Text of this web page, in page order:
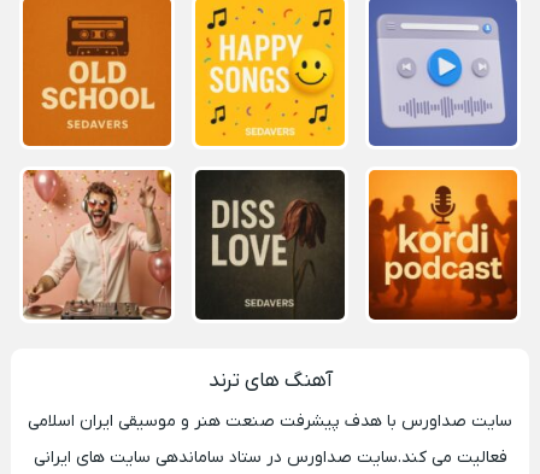
آهنگ های ترند
سایت صداورس با هدف پیشرفت صنعت هنر و موسیقی ایران اسلامی
فعالیت می کند.سایت صداورس در ستاد ساماندهی سایت های ایرانی